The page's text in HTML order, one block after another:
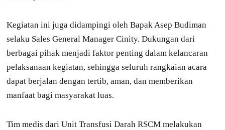
Kegiatan ini juga didampingi oleh Bapak Asep Budiman
selaku Sales General Manager Cinity. Dukungan dari
berbagai pihak menjadi faktor penting dalam kelancaran
pelaksanaan kegiatan, sehingga seluruh rangkaian acara
dapat berjalan dengan tertib, aman, dan memberikan
manfaat bagi masyarakat luas.
Tim medis dari Unit Transfusi Darah RSCM melakukan